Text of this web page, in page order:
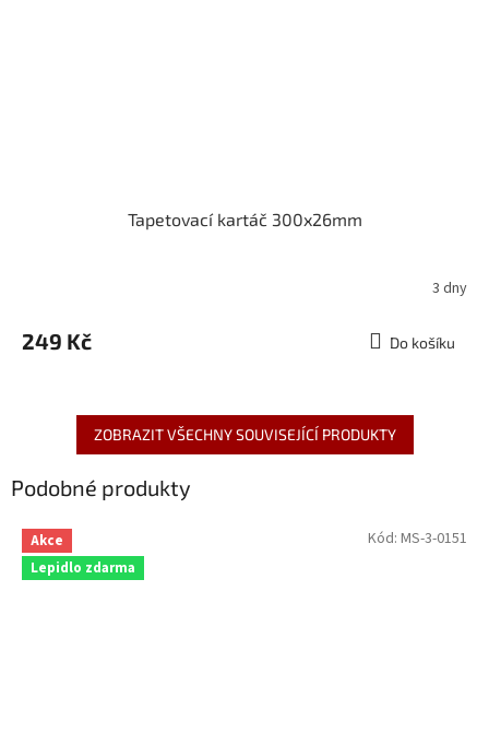
Tapetovací kartáč 300x26mm
3 dny
249 Kč Do košíku
ZOBRAZIT VŠECHNY SOUVISEJÍCÍ PRODUKTY
Podobné produkty
Akce
Lepidlo zdarma
Kód: MS-3-0151